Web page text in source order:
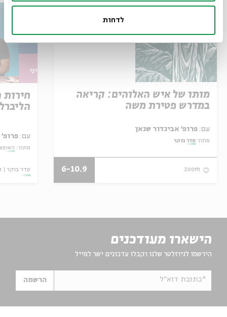
לדחות
מותו של איש האלוהים: קריאה
במדרש פטירת משה
עם:
מתוך:סדר בוקר
zoom
6-10.9
עם: פרופ'
מתוך:
סדר בוקר
הישארו מעודכנים
הירשמו לניוזלטר שלנו וקבלו עדכונים ישר למייל
*כתובת דוא"ל הרשמה